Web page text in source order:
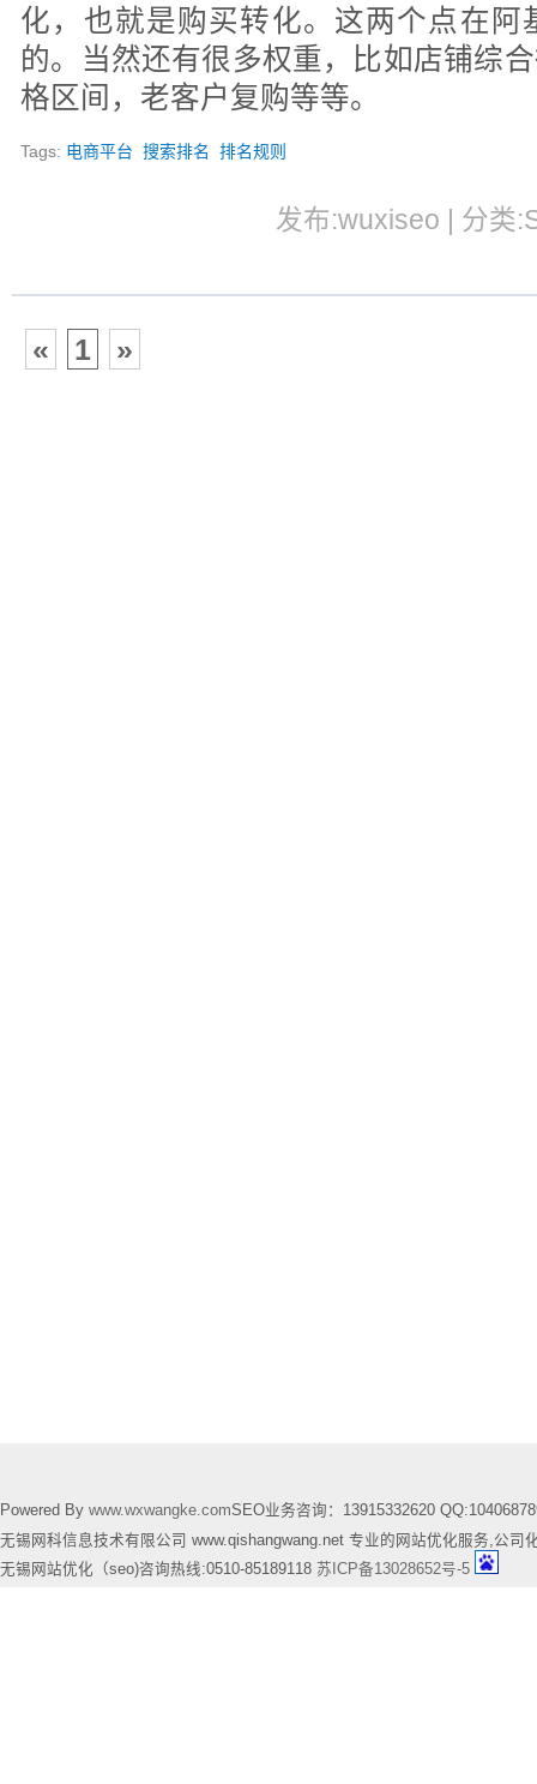
化，也就是购买转化。这两个点在阿
的。当然还有很多权重，比如店铺综
格区间，老客户复购等等。
Tags: 电商平台 搜索排名 排名规则
发布:wuxiseo | 分类
« 1 »
Powered By www.wxwangke.comSEO业务咨询：13915332620
无锡网科信息技术有限公司 www.qishangwang.net 专业的网站优化服务,公司
无锡网站优化（seo)咨询热线:0510-85189118 苏ICP备13028652号-5